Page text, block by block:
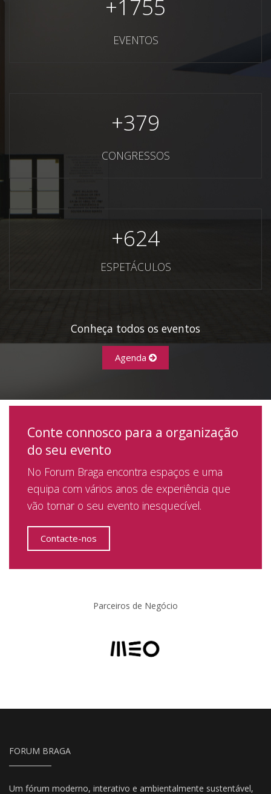
+1755
EVENTOS
+379
CONGRESSOS
+624
ESPETÁCULOS
Conheça todos os eventos
Agenda
Conte connosco para a organização
do seu evento
No Forum Braga encontra espaços e uma
equipa com vários anos de experiência que
vão tornar o seu evento inesquecível.
Contacte-nos
Parceiros de Negócio
FORUM BRAGA
Um fórum moderno, interativo e ambientalmente sustentável,